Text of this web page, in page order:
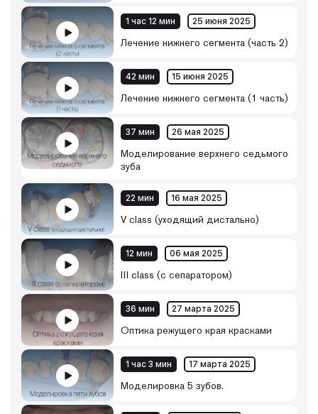
1 час 12 мин 25 июня 2025
Лечение нижнего сегмента (часть 2)
42 мин 15 июня 2025
Лечение нижнего сегмента (1 часть)
37 мин 26 мая 2025
Моделирование верхнего седьмого
зуба
22 мин 16 мая 2025
V class (уходящий дистально)
12 мин 06 мая 2025
III class (с сепаратором)
36 мин 27 марта 2025
Оптика режущего края красками
1 час 3 мин 17 марта 2025
Моделировка 5 зубов.